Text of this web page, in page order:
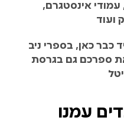
אינסטגרם,
ועוד
כבר כאן, בספרי ניב
את ספרכם גם בגרסת
עמנו